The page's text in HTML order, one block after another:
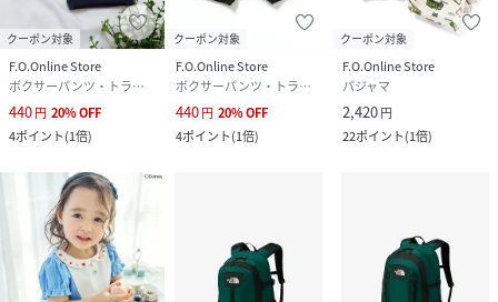
クーポン対象
F.O.Online Store
ボクサーパンツ・トランクス
440円 20%OFF
4ポイント(1倍)
クーポン対象
F.O.Online Store
ボクサーパンツ・トランクス
440円 20%OFF
4ポイント(1倍)
クーポン対象
F.O.Online Store
パジャマ
2,420円
22ポイント(1倍)